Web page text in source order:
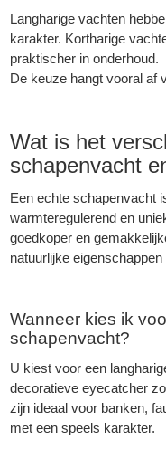
Langharige vachten
karakter. Kortharige
praktischer in onderhoud.
De keuze hangt vooral af
Wat is het
schapenvacht
Een echte schapenvacht
warmteregulerend en
goedkoper en
natuurlijke
Wanneer kies ik
schapenvacht?
U kiest voor een
decoratieve eyecatcher
zijn ideaal voor banken,
met een speels karakter.